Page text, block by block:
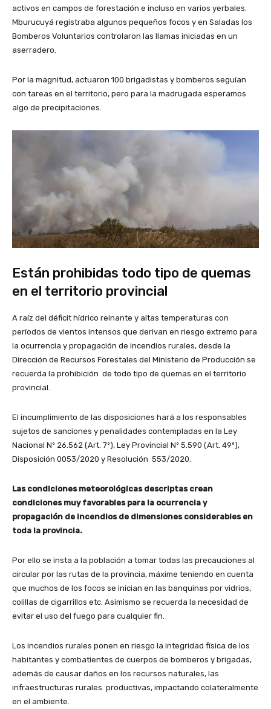
activos en campos de forestación e incluso en varios yerbales.
Mburucuyá registraba algunos pequeños focos y en Saladas los
Bomberos Voluntarios controlaron las llamas iniciadas en un
aserradero.
Por la magnitud, actuaron 100 brigadistas y bomberos seguían
con tareas en el territorio, pero para la madrugada esperamos
algo de precipitaciones.
Están prohibidas todo tipo de quemas
en el territorio provincial
A raíz del déficit hídrico reinante y altas temperaturas con
períodos de vientos intensos que derivan en riesgo extremo para
la ocurrencia y propagación de incendios rurales, desde la
Dirección de Recursos Forestales del Ministerio de Producción se
recuerda la prohibición de todo tipo de quemas en el territorio
provincial.
El incumplimiento de las disposiciones hará a los responsables
sujetos de sanciones y penalidades contempladas en la Ley
Nacional Nº 26.562 (Art. 7º), Ley Provincial Nº 5.590 (Art. 49º),
Disposición 0053/2020 y Resolución 553/2020.
Las condiciones meteorológicas descriptas crean
condiciones muy favorables para la ocurrencia y
propagación de incendios de dimensiones considerables en
toda la provincia.
Por ello se insta a la población a tomar todas las precauciones al
circular por las rutas de la provincia, máxime teniendo en cuenta
que muchos de los focos se inician en las banquinas por vidrios,
colillas de cigarrillos etc. Asimismo se recuerda la necesidad de
evitar el uso del fuego para cualquier fin.
Los incendios rurales ponen en riesgo la integridad física de los
habitantes y combatientes de cuerpos de bomberos y brigadas,
además de causar daños en los recursos naturales, las
infraestructuras rurales productivas, impactando colateralmente
en el ambiente.